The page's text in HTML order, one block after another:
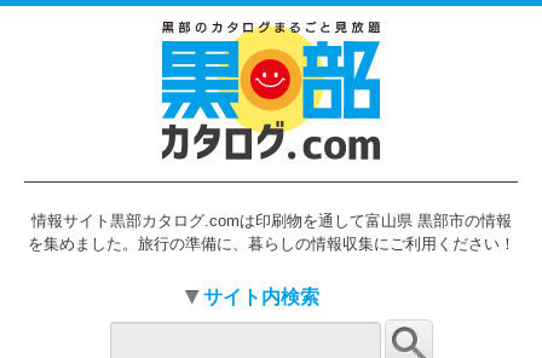
情報サイト黒部カタログ.comは印刷物を通して富山県 黒部市の情報
を集めました。旅行の準備に、暮らしの情報収集にご利用ください！
サイト内検索